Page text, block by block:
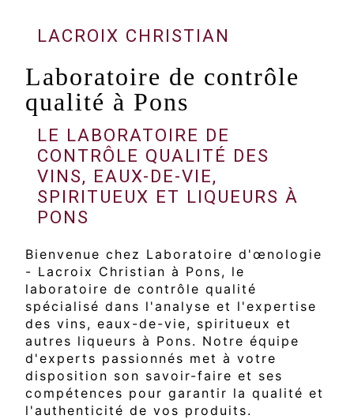
LACROIX CHRISTIAN
Laboratoire de contrôle
qualité à Pons
LE LABORATOIRE DE
CONTRÔLE QUALITÉ DES
VINS, EAUX-DE-VIE,
SPIRITUEUX ET LIQUEURS À
PONS
Bienvenue chez Laboratoire d'œnologie
- Lacroix Christian à Pons, le
laboratoire de contrôle qualité
spécialisé dans l'analyse et l'expertise
des vins, eaux-de-vie, spiritueux et
autres liqueurs à Pons. Notre équipe
d'experts passionnés met à votre
disposition son savoir-faire et ses
compétences pour garantir la qualité et
l'authenticité de vos produits.